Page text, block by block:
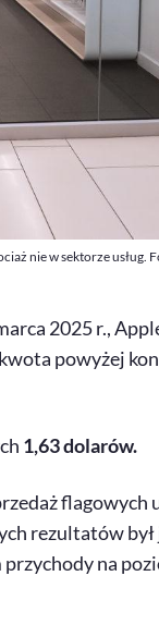
nie w sektorze usług.
2025 r.,
powyżej
1,63 dolarów.
flagowych
rezultatów
przychody na